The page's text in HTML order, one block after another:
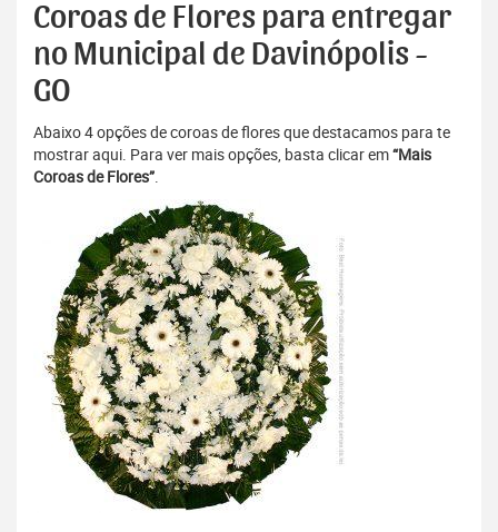
Coroas de Flores para entregar
no Municipal de Davinópolis -
GO
Abaixo 4 opções de coroas de flores que destacamos para te
mostrar aqui. Para ver mais opções, basta clicar em“Mais
Coroas de Flores”.